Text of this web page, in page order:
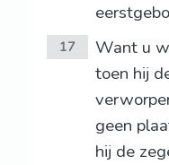
17
Want u
toen hij
geen
hij de